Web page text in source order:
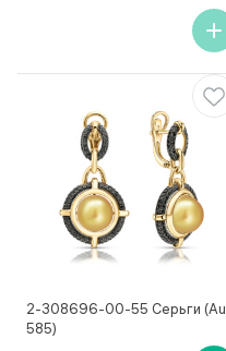
2-308696-00-55 Серьги (Au
585)